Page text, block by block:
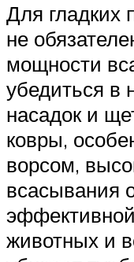
Для гладких
не
мощности
убедиться в
насадок и
ковры,
ворсом,
всасывания
животных и